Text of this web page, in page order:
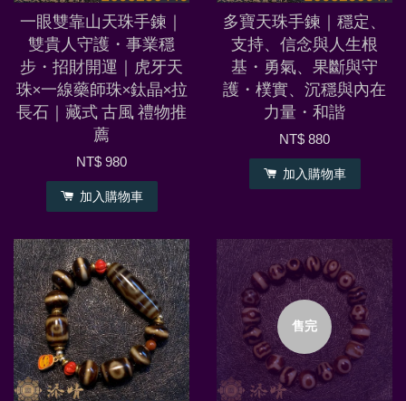
一眼雙靠山天珠手鍊｜
雙貴人守護・事業穩
步・招財開運｜虎牙天
珠×一線藥師珠×鈦晶×拉
長石｜藏式 古風 禮物推
薦
NT$ 980
加入購物車
多寶天珠手鍊｜穩定、
支持、信念與人生根
基・勇氣、果斷與守
護・樸實、沉穩與內在
力量・和諧
NT$ 880
加入購物車
售完